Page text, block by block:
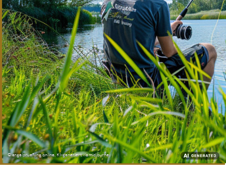
© angelpruefung.online, KI-generiert via midjourney